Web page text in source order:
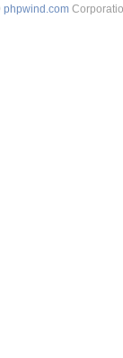
phpwind.com